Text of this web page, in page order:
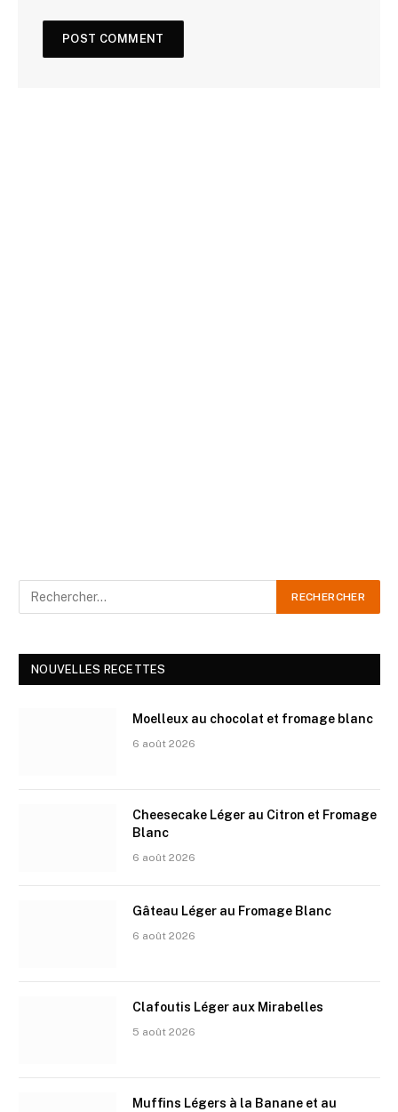
NOUVELLES RECETTES
Moelleux au chocolat et fromage blanc
6 août 2026
Cheesecake Léger au Citron et Fromage
Blanc
6 août 2026
Gâteau Léger au Fromage Blanc
6 août 2026
Clafoutis Léger aux Mirabelles
5 août 2026
Muffins Légers à la Banane et au